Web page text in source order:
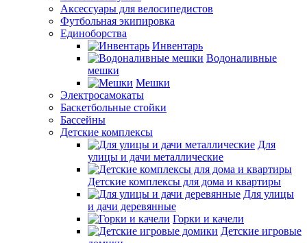
Аксессуары для велосипедистов
Футбольная экипировка
Единоборства
Инвентарь
Водоналивные
мешки
Мешки
Электросамокаты
Баскетбольные стойки
Бассейны
Детские комплексы
Для
улицы и дачи металлические
Детские комплексы для дома и квартиры
Для улицы
и дачи деревянные
Горки и качели
Детские игровые